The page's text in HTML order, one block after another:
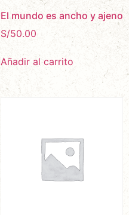
El mundo es ancho y ajeno
S/50.00
Añadir al carrito